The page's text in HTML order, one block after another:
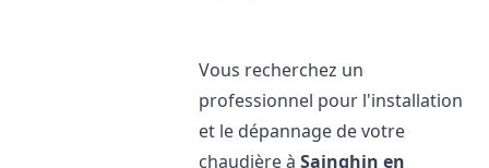
Vous recherchez un
professionnel pour l'installation
et le dépannage de votre
chaudière àSainghin en